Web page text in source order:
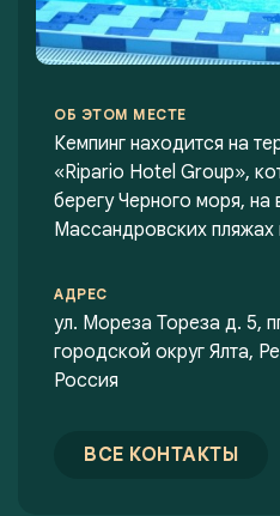
ОБ ЭТОМ МЕСТЕ
Кемпинг находится на
«Ripario Hotel Group»,
берегу Черного моря, на
Массандровских пляжах
АДРЕС
ул. Мореза Тореза д. 5,
городской округ Ялта,
Россия
ВСЕ КОНТАКТЫ